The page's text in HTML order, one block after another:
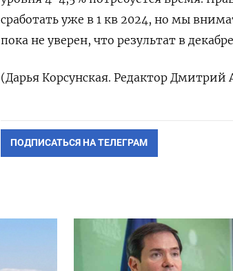
сработать уже в 1 кв 2024, но мы
пока не уверен, что результат в
(Дарья Корсунская. Редактор Дмитрий
ПОДПИСАТЬСЯ НА ТЕЛЕГРАМ